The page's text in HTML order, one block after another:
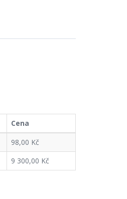
Cena
98,00 Kč
9 300,00 Kč